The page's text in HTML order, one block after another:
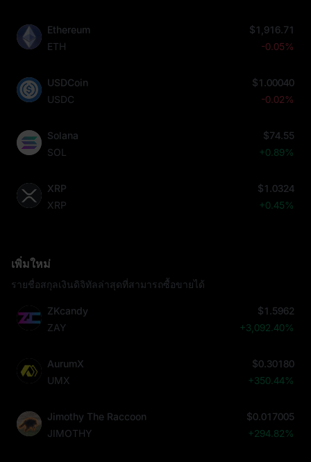
Ethereum
ETH
$1,916.71
-0.05%
USDCoin
USDC
$1.00040
-0.02%
Solana
SOL
$74.55
+0.89%
XRP
XRP
$1.0324
+0.45%
เพิ่มใหม่
รายชื่อสกุลเงินดิจิทัลล่าสุดที่สามารถซื้อขายได้
ZKcandy
ZAY
$1.5962
+3,092.40%
AurumX
UMX
$0.30180
+350.44%
Jimothy The Raccoon
JIMOTHY
$0.017005
+294.82%